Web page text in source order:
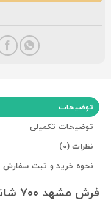
توضیحات
توضیحات تکمیلی
نظرات (0)
نحوه خرید و ثبت سفارش
فرش مشهد ۷۰۰ شانه کد ۷۰۲۱۰۰ گردویی